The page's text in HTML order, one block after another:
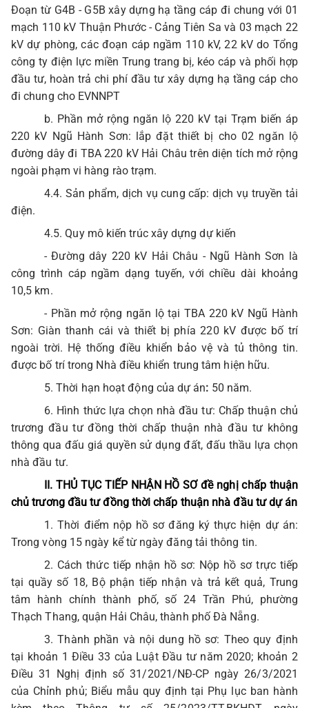
Đoạn từ G4B - G5B xây dựng hạ tầng cáp đi chung với 01
mạch 110 kV Thuận Phước - Cảng Tiên Sa và 03 mạch 22
kV dự phòng, các đoạn cáp ngầm 110 kV, 22 kV do Tổng
công ty điện lực miền Trung trang bị, kéo cáp và phối hợp
đầu tư, hoàn trả chi phí đầu tư xây dựng hạ tầng cáp cho
đi chung cho EVNNPT
b. Phần mở rộng ngăn lộ 220 kV tại Trạm biến áp
220 kV Ngũ Hành Sơn: lắp đặt thiết bị cho 02 ngăn lộ
đường dây đi TBA 220 kV Hải Châu trên diện tích mở rộng
ngoài phạm vi hàng rào trạm.
4.4. Sản phẩm, dịch vụ cung cấp: dịch vụ truyền tải
điện.
4.5. Quy mô kiến trúc xây dựng dự kiến
- Đường dây 220 kV Hải Châu - Ngũ Hành Sơn là
công trình cáp ngầm dạng tuyến, với chiều dài khoảng
10,5 km.
- Phần mở rộng ngăn lộ tại TBA 220 kV Ngũ Hành
Sơn: Giàn thanh cái và thiết bị phía 220 kV được bố trí
ngoài trời. Hệ thống điều khiển bảo vệ và tủ thông tin.
được bố trí trong Nhà điều khiển trung tâm hiện hữu.
5. Thời hạn hoạt động của dự án: 50 năm.
6. Hình thức lựa chọn nhà đầu tư: Chấp thuận chủ
trương đầu tư đồng thời chấp thuận nhà đầu tư không
thông qua đấu giá quyền sử dụng đất, đấu thầu lựa chọn
nhà đầu tư.
II. THỦ TỤC TIẾP NHẬN HỒ SƠ đề nghị chấp thuận
chủ trương đầu tư đồng thời chấp thuận nhà đầu tư dự án
1. Thời điểm nộp hồ sơ đăng ký thực hiện dự án:
Trong vòng 15 ngày kể từ ngày đăng tải thông tin.
2. Cách thức tiếp nhận hồ sơ: Nộp hồ sơ trực tiếp
tại quầy số 18, Bộ phận tiếp nhận và trả kết quả, Trung
tâm hành chính thành phố, số 24 Trần Phú, phường
Thạch Thang, quận Hải Châu, thành phố Đà Nẵng.
3. Thành phần và nội dung hồ sơ: Theoquy định
tại khoản 1 Điều 33 của Luật Đầu tư năm 2020; khoản 2
Điều 31 Nghị định số 31/2021/NĐ-CP ngày 26/3/2021
của Chỉnh phủ; Biểu mẫu quy định tại Phụ lục ban hành